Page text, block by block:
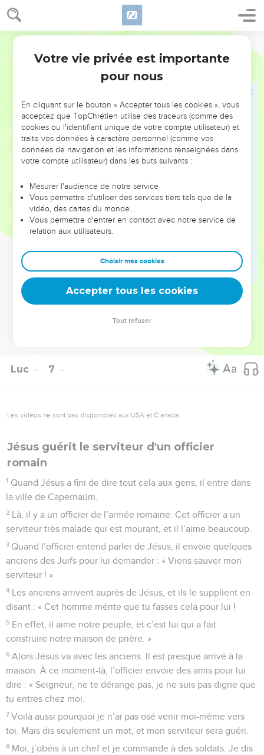
6
mal de son cœur qui est plein de mauvaises choses. Oui, ce
qui remplit le cœur de quelqu’un, voilà ce qui sort de sa
bouche. »
Les deux maisons
« Vous m’appelez : “Seigneur ! Seigneur !”, mais vous ne
Celui qui vient à moi, qui écoute mes paroles et m’obéit,
je vais vous montrer à qui il ressemble :
il ressemble à quelqu’un qui construit une maison. Il a
creusé la terre, il a creusé profondément, et il a posé les
eaux de la rivière se jettent sur cette maison, mais elles ne
peuvent pas la faire bouger. En effet, la maison est bien
construite.
49
Mais celui qui écoute mes paroles et ne fait pas ce que je
dis, voici à qui il ressemble : il ressemble à quelqu’un qui a
construit une maison sur le sol, sans faire de fondations.
Quand les eaux de la rivière se jettent sur elle, la maison
tombe tout de suite, elle est complètement détruite ! »
© Société biblique française – Bibli’O, 2000, avec autorisation. Pour vous procurer
Luc 7
Les vidéos ne sont pas disponibles aux USA et C anada.
Jésus guérit le serviteur d'un officier
romain
1 Quand Jésus a fini de dire tout cela aux gens, il entre dans
la ville de Capernaüm.
2 Là, il y a un officier de l’armée romaine. Cet officier a un
serviteur très malade qui est mourant, et il l’aime beaucoup.
3 Quand l’officier entend parler de Jésus, il envoie quelques
anciens des Juifs pour lui demander : « Viens sauver mon
serviteur ! »
4 Les anciens arrivent auprès de Jésus, et ils le supplient en
disant : « Cet homme mérite que tu fasses cela pour lui !
5 En effet, il aime notre peuple, et c’est lui qui a fait
construire notre maison de prière. »
6 Alors Jésus va avec les anciens. Il est presque arrivé à la
maison. À ce moment-là, l’officier envoie des amis pour lui
dire : « Seigneur, ne te dérange pas, je ne suis pas digne que
tu entres chez moi.
7 Voilà aussi pourquoi je n’ai pas osé venir moi-même vers
toi. Mais dis seulement un mot, et mon serviteur sera guéri.
8 Moi, j’obéis à un chef et je commande à des soldats. Je dis
Votre vie privée est importante
pour nous
En cliquant sur le bouton « Accepter tous les cookies », vous
acceptez que TopChrétien utilise des traceurs (comme des
cookies ou l'identifiant unique de votre compte utilisateur) et
traite vos données à caractère personnel (comme vos
données de navigation et les informations renseignées dans
votre compte utilisateur) dans les buts suivants :
Mesurer l'audience de notre service
Vous permettre d'utiliser des services tiers tels que de la
vidéo, des cartes du monde…
Vous permettre d'entrer en contact avec notre service de
relation aux utilisateurs.
Choisir mes cookies
Accepter tous les cookies
Tout refuser